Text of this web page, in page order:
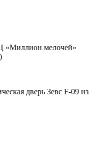
«Миллион мелочей»
дверь Зевс F-09 из